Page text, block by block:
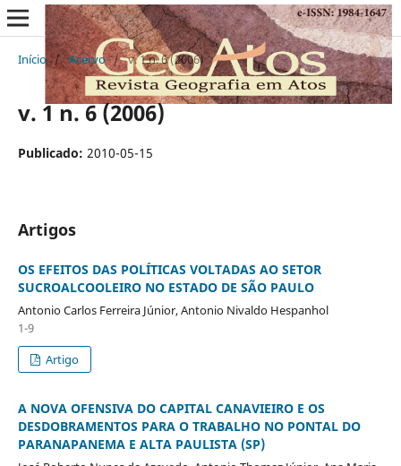
Início / Acervo / v. 1 n. 6 (2006)
v. 1 n. 6 (2006)
Publicado: 2010-05-15
Artigos
OS EFEITOS DAS POLÍTICAS VOLTADAS AO SETOR
SUCROALCOOLEIRO NO ESTADO DE SÃO PAULO
Antonio Carlos Ferreira Júnior, Antonio Nivaldo Hespanhol
1-9
Artigo
A NOVA OFENSIVA DO CAPITAL CANAVIEIRO E OS
DESDOBRAMENTOS PARA O TRABALHO NO PONTAL DO
PARANAPANEMA E ALTA PAULISTA (SP)